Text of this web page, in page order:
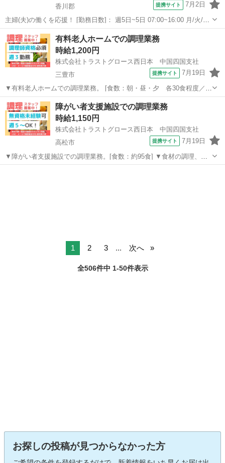
香川郡
提携サイト 7月2日
主婦(夫)の働くを応援！ [勤務日数]： 週5日~5日 07:00~16:00 月/火/水/
木/金/土/日 などから選べます [勤務地・最寄駅]： 香川県香川郡直島町
4049-1 三菱マテリアル 直島製錬所 【株式...
香川 香川郡 キッチン
有料老人ホームでの調理業務
時給1,200円
株式会社トラストグロース西日本 中国四国支社
三豊市
提携サイト 7月19日
▼有料老人ホームでの調理業務。 [食数：朝・昼・夕 各30食程度／職
員体制：調理師1名・補助1名] ▼調理・切菜・盛付、簡単な事務作業
等。(献立は栄養士が作成) 【必須資格】 ◇調理師、栄養士のいずれか
【必須条件】 ...
香川 三豊市 キッチン
障がい者支援施設での調理業務
時給1,150円
株式会社トラストグロース西日本 中国四国支社
高松市
提携サイト 7月19日
▼障がい者支援施設での調理業務。[食数：約95食] ▼食材の調理、仕
込み、刻み、盛付け、食器洗浄、清掃 等。 ▼制服：貸与あり。 〇20
1 2 3 ... 次へ
全506件中 1-50件表示
お探しの投稿が見つからなかった方